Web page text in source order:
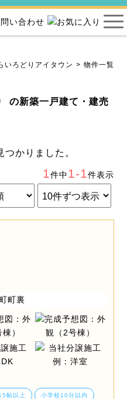
いろどりアイタウン 物件一覧
の新築一戸建て・建売
つかりました。
1件中1-1件表示
帖以上 小学校10分以内